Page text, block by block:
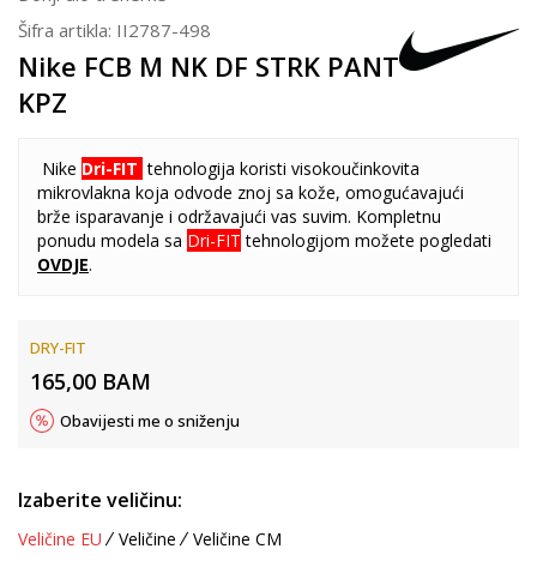
Šifra artikla: II2787-498
Nike FCB M NK DF STRK PANT
KPZ
Nike Dri-FIT tehnologija koristi visokoučinkovita
mikrovlakna koja odvode znoj sa kože, omogućavajući
brže isparavanje i održavajući vas suvim. Kompletnu
ponudu modela sa Dri-FIT tehnologijom možete pogledati
OVDJE.
DRY-FIT
165,00 BAM
Obavijesti me o sniženju
Izaberite veličinu:
Veličine EU Veličine Veličine CM